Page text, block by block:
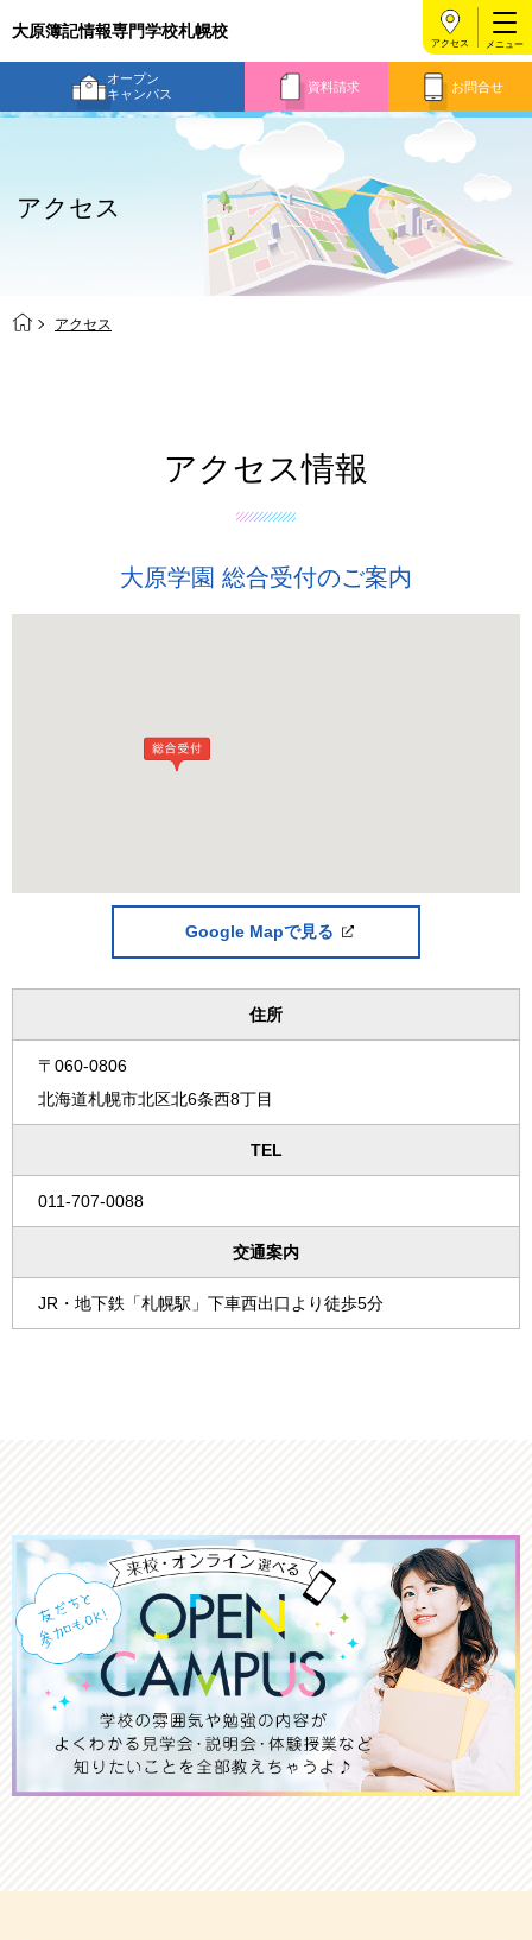
大原簿記情報専門学校札幌校
オープン
キャンパス
資料請求 お問合せ
アクセス
アクセス
アクセス
アクセス情報
大原学園 総合受付のご案内
Google Mapで見る
住所
〒060-0806
北海道札幌市北区北6条西8丁目
TEL
011-707-0088
交通案内
JR・地下鉄「札幌駅」下車西出口より徒歩5分